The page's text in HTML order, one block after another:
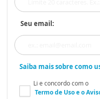
Seu email:
Saiba mais sobre como
Li e concordo com o
Termo de Usoe o